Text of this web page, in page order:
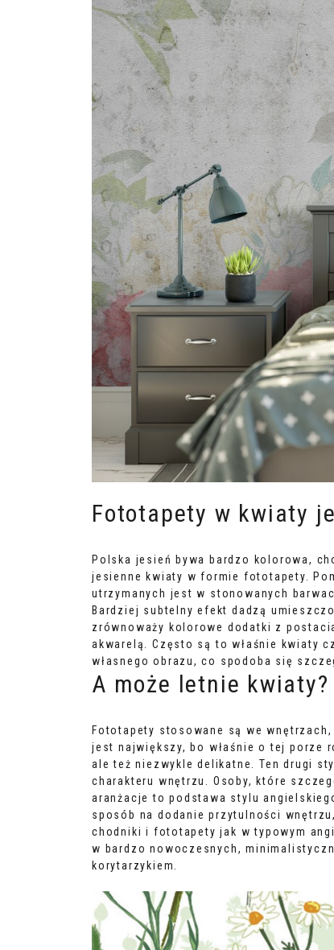
Fototapety w kwiaty
Polska jesień bywa bardzo kolorowa,
jesienne kwiaty w formie fototapety.
utrzymanych jest w stonowanych
Bardziej subtelny efekt dadzą
zrównoważy kolorowe dodatki z
akwarelą. Często są to właśnie kwiaty
własnego obrazu, co spodoba się
A może letnie kwiaty?
Fototapety stosowane są we
jest największy, bo właśnie o tej porze
ale też niezwykle delikatne. Ten drugi
charakteru wnętrzu. Osoby, które
aranżacje to podstawa stylu
sposób na dodanie przytulności
chodniki i fototapety jak w typowym
w bardzo nowoczesnych,
korytarzykiem.